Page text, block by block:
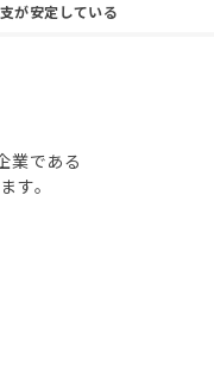
が安定している
業である
す。